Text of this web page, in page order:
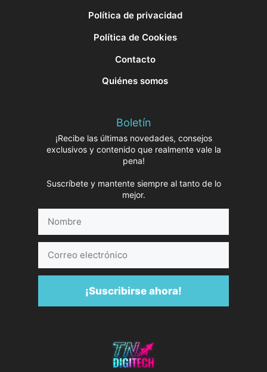
Política de privacidad
Política de Cookies
Contacto
Quiénes somos
Boletín
¡Recibe las últimas novedades, consejos
exclusivos y contenido que realmente vale la
pena!
Suscríbete y mantente siempre al tanto de lo
mejor.
electrónico
¡Suscribirse ahora!